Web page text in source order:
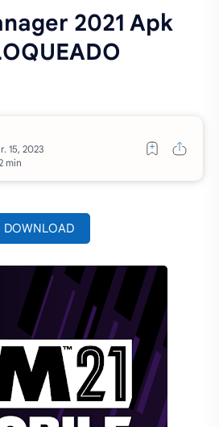
2021 Apk
min
DOWNLOAD